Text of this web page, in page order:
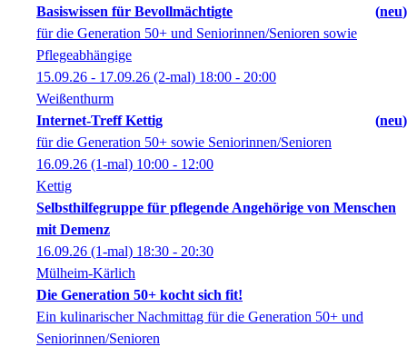
Basiswissen für Bevollmächtigte
neu
für die Generation 50+ und Seniorinnen/Senioren sowie
Pflegeabhängige
15.09.26 - 17.09.26 (2-mal) 18:00 - 20:00
Weißenthurm
Internet-Treff Kettig
neu
für die Generation 50+ sowie Seniorinnen/Senioren
16.09.26 (1-mal) 10:00 - 12:00
Kettig
Selbsthilfegruppe für pflegende Angehörige von Menschen
mit Demenz
16.09.26 (1-mal) 18:30 - 20:30
Mülheim-Kärlich
Die Generation 50+ kocht sich fit!
Ein kulinarischer Nachmittag für die Generation 50+ und
Seniorinnen/Senioren